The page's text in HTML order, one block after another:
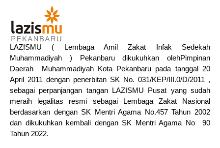
LAZISMU ( Lembaga Amil Zakat Infak Sedekah
Muhammadiyah ) Pekanbaru dikukuhkan olehPimpinan
Daerah Muhammadiyah Kota Pekanbaru pada tanggal 20
April 2011 dengan penerbitan SK No. 031/KEP/III.0/D/2011 ,
sebagai perpanjangan tangan LAZISMU Pusat yang sudah
meraih legalitas resmi sebagai Lembaga Zakat Nasional
berdasarkan dengan SK Mentri Agama No.457 Tahun 2002
dan dikukuhkan kembali dengan SK Mentri Agama No 90
Tahun 2022.